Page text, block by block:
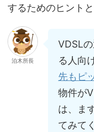
するためのヒント
泊木所長
VDSL
る人向
先もピ
物件が
は、ま
てみて